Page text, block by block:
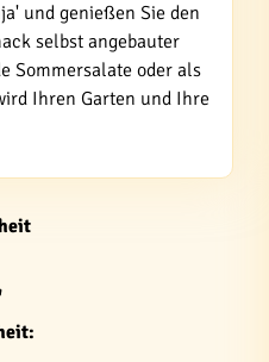
und genießen Sie den
selbst angebauter
Sommersalate oder als
Ihren Garten und Ihre